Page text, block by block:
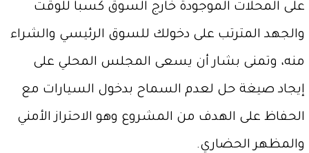
على المحلات الموجودة خارج السوق كسباً للوقت
والجهد المترتب على دخولك للسوق الرئيسي والشراء
منه، وتمنى بشار أن يسعى المجلس المحلي على
إيجاد صيغة حل لعدم السماح بدخول السيارات مع
الحفاظ على الهدف من المشروع وهو الاحتراز الأمني
والمظهر الحضاري.